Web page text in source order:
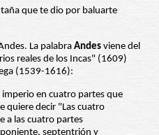
que te dio por baluarte
La palabra Andes viene del
reales de los Incas" (1609)
(1539-1616):
imperio en cuatro partes que
quiere decir "Las cuatro
a las cuatro partes
septentrión y